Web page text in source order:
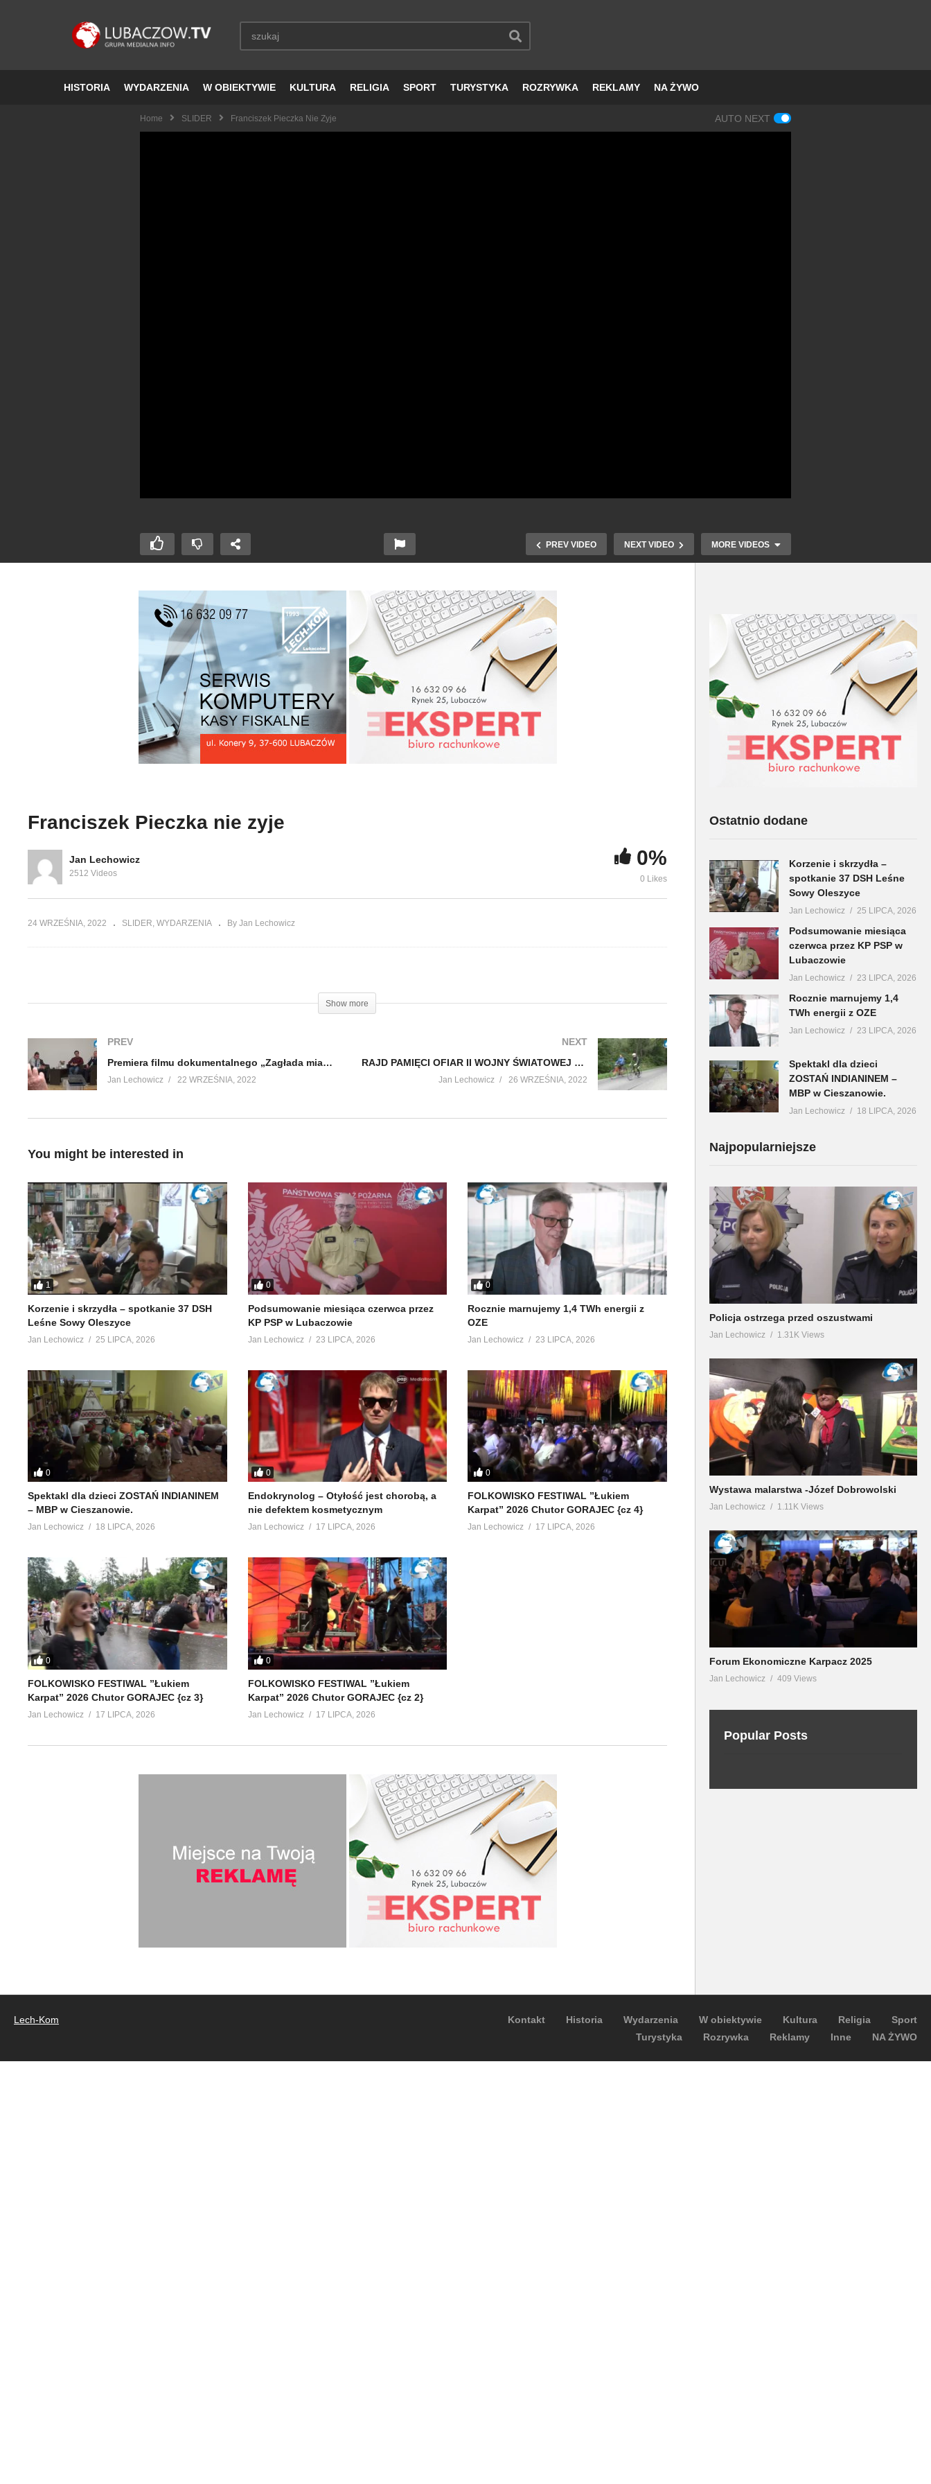
HISTORIA WYDARZENIA W OBIEKTYWIE KULTURA RELIGIA SPORT TURYSTYKA ROZRYWKA REKLAMY NA ŻYWO
Home SLIDER Franciszek Pieczka Nie Zyje AUTO NEXT
PREV VIDEO NEXT VIDEO MORE VIDEOS
Premiera filmu
dokumentalnego „Zagłada
miasteczka Cieszanów 3 4
maja 1944 roku” cz. 1
Premiera filmu
dokumentalnego „Zagłada
miasteczka Cieszanów 3 4
maja 1944 roku” cz. 2
Franciszek Pieczka nie zyje
RAJD PAMIĘCI OFIAR II
WOJNY ŚWIATOWEJ –
OLESZYCE 2022
MB
Franciszek Pieczka nie zyje
Jan Lechowicz
2512 Videos
0%
0 Likes
24 WRZEŚNIA, 2022 SLIDER WYDARZENIA By Jan Lechowicz
Show more
PREV
Premiera filmu dokumentalnego „Zagłada miasteczka Cieszanów 3 4 maja 1944 roku” cz. 2
Jan Lechowicz 22 WRZEŚNIA, 2022
NEXT
RAJD PAMIĘCI OFIAR II WOJNY ŚWIATOWEJ – OLESZYCE 2022
Jan Lechowicz 26 WRZEŚNIA, 2022
You might be interested in
1
Korzenie i skrzydła – spotkanie 37 DSH
Leśne Sowy Oleszyce
Jan Lechowicz 25 LIPCA, 2026
0
Podsumowanie miesiąca czerwca przez
KP PSP w Lubaczowie
Jan Lechowicz 23 LIPCA, 2026
0
Rocznie marnujemy 1,4 TWh energii z
OZE
Jan Lechowicz 23 LIPCA, 2026
0
Spektakl dla dzieci ZOSTAŃ INDIANINEM
– MBP w Cieszanowie.
Jan Lechowicz 18 LIPCA, 2026
0
Endokrynolog – Otyłość jest chorobą, a
nie defektem kosmetycznym
Jan Lechowicz 17 LIPCA, 2026
0
FOLKOWISKO FESTIWAL ”Łukiem
Karpat” 2026 Chutor GORAJEC {cz 4}
Jan Lechowicz 17 LIPCA, 2026
0
FOLKOWISKO FESTIWAL ”Łukiem
Karpat” 2026 Chutor GORAJEC {cz 3}
Jan Lechowicz 17 LIPCA, 2026
0
FOLKOWISKO FESTIWAL ”Łukiem
Karpat” 2026 Chutor GORAJEC {cz 2}
Jan Lechowicz 17 LIPCA, 2026
Ostatnio dodane
Korzenie i skrzydła –
spotkanie 37 DSH Leśne
Sowy Oleszyce
Jan Lechowicz 25 LIPCA, 2026
Podsumowanie miesiąca
czerwca przez KP PSP w
Lubaczowie
Jan Lechowicz 23 LIPCA, 2026
Rocznie marnujemy 1,4
TWh energii z OZE
Jan Lechowicz 23 LIPCA, 2026
Spektakl dla dzieci
ZOSTAŃ INDIANINEM –
MBP w Cieszanowie.
Jan Lechowicz 18 LIPCA, 2026
Najpopularniejsze
Policja ostrzega przed oszustwami
Jan Lechowicz 1.31K Views
Wystawa malarstwa -Józef Dobrowolski
Jan Lechowicz 1.11K Views
Forum Ekonomiczne Karpacz 2025
Jan Lechowicz 409 Views
Popular Posts
Lech-Kom Kontakt Historia Wydarzenia W obiektywie Kultura Religia
Sport
Turystyka
Rozrywka Reklamy Inne NA ŻYWO